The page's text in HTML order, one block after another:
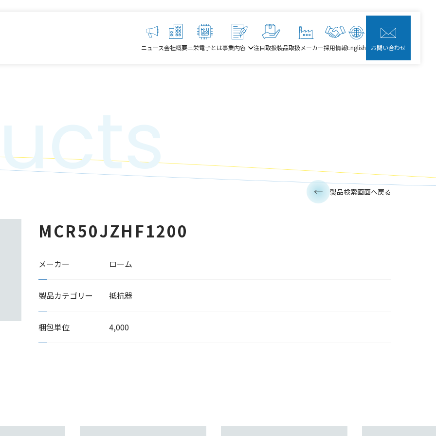
ニュース会社概要三栄電子とは事業内容 注目取扱製品取扱メーカー採用情報English お問い合わせ
MCR50JZHF1200
メーカー ローム
製品カテゴリー 抵抗器
梱包単位 4,000
製品検索画面へ戻る